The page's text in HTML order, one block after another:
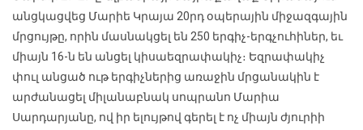
անցկացվեց Մարիե Կրայա 20րդ օպերային միջազգային
մրցույթը, որին մասնակցել են 250 երգիչ-երգչուհիներ, եւ
միայն 16-ն են անցել կիսաեզրափակիչ։ Եզրափակիչ
փուլ անցած ութ երգիչներից առաջին մրցանակին է
արժանացել միլանաբնակ սոպրանո Մարիա
Սարդարյանը, ով իր ելույթով գերել է ոչ միայն ժյուրիի